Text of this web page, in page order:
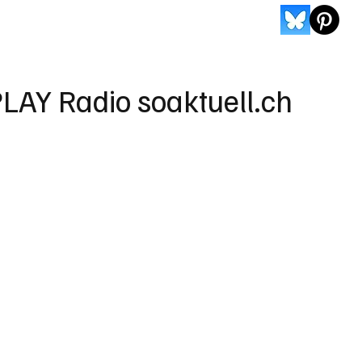
Radio soaktuell.ch